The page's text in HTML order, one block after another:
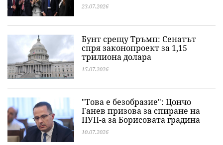
23.07.2026
Бунт срещу Тръмп: Сенатът
спря законопроект за 1,15
трилиона долара
15.07.2026
"Това е безобразие": Цончо
Ганев призова за спиране на
ПУП-а за Борисовата градина
10.07.2026